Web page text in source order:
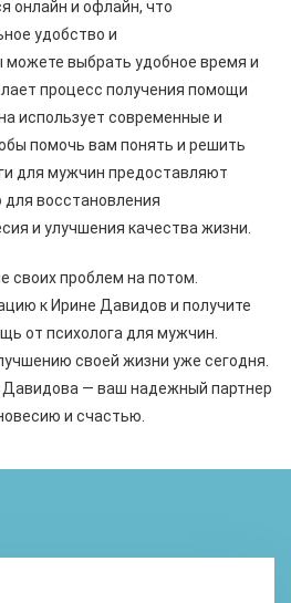
онлайн и офлайн, что
удобство и
выбрать удобное время и
процесс получения помощи
использует современные и
помочь вам понять и решить
для мужчин предоставляют
восстановления
и улучшения качества жизни.
своих проблем на потом.
к Ирине Давидов и получите
от психолога для мужчин.
своей жизни уже сегодня.
Давидова — ваш надежный партнер
и счастью.